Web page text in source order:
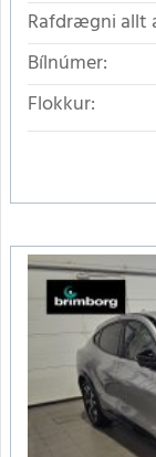
Rafdrægni allt
Bílnúmer:
Flokkur: